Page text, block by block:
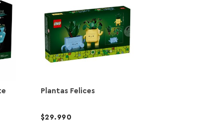
Plantas Felices
29.990